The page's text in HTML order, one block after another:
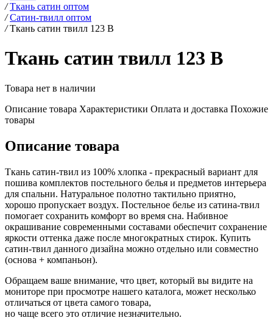
/ Ткань сатин оптом
/ Cатин-твилл оптом
/ Ткань сатин твилл 123 В
Ткань сатин твилл 123 В
Товара нет в наличии
Описание товара Характеристики Оплата и доставка Похожие
товары
Описание товара
Ткань сатин-твил из 100% хлопка - прекрасный вариант для
пошива комплектов постельного белья и предметов интерьера
для спальни. Натуральное полотно тактильно приятно,
хорошо пропускает воздух. Постельное белье из сатина-твил
помогает сохранить комфорт во время сна. Набивное
окрашивание современными составами обеспечит сохранение
яркости оттенка даже после многократных стирок. Купить
сатин-твил данного дизайна можно отдельно или совместно
(основа + компаньон).
Обращаем ваше внимание, что цвет, который вы видите на
мониторе при просмотре нашего каталога, может несколько
отличаться от цвета самого товара,
но чаще всего это отличие незначительно.